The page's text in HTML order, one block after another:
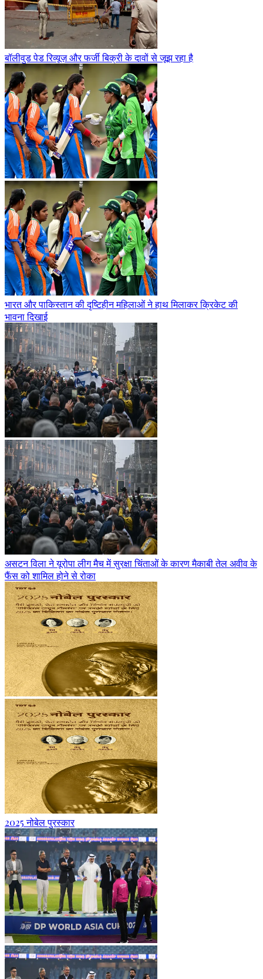
बॉलीवुड पेड रिव्यूज़ और फर्जी बिक्री के दावों से जूझ रहा है
भारत और पाकिस्तान की दृष्टिहीन महिलाओं ने हाथ मिलाकर क्रिकेट की
भावना दिखाई
असटन विला ने यूरोपा लीग मैच में सुरक्षा चिंताओं के कारण मैकाबी तेल अवीव के
फैंस को शामिल होने से रोका
2025 नोबेल पुरस्कार